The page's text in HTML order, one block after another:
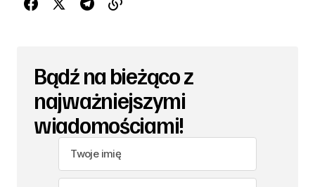
Bądź na bieżąco z
najważniejszymi
wiadomościami!